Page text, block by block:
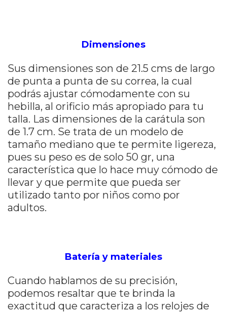
Dimensiones
Sus dimensiones son de 21.5 cms de largo
de punta a punta de su correa, la cual
podrás ajustar cómodamente con su
hebilla, al orificio más apropiado para tu
talla. Las dimensiones de la carátula son
de 1.7 cm. Se trata de un modelo de
tamaño mediano que te permite ligereza,
pues su peso es de solo 50 gr, una
característica que lo hace muy cómodo de
llevar y que permite que pueda ser
utilizado tanto por niños como por
adultos.
Batería y materiales
Cuando hablamos de su precisión,
podemos resaltar que te brinda la
exactitud que caracteriza a los relojes de